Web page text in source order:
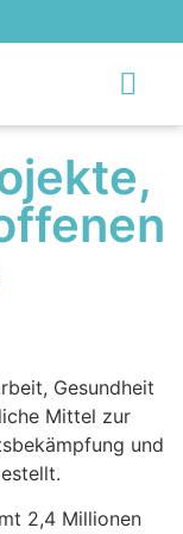
Gesundheit
Mittel zur
und
2,4 Millionen